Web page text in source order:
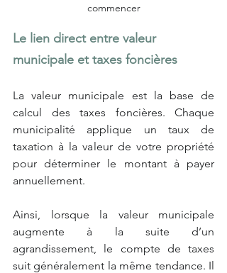
commencer
Le lien direct entre valeur
municipale et taxes foncières
La valeur municipale est la base de
calcul des taxes foncières. Chaque
municipalité applique un taux de
taxation à la valeur de votre propriété
pour déterminer le montant à payer
annuellement.
Ainsi, lorsque la valeur municipale
augmente à la suite d’un
agrandissement, le compte de taxes
suit généralement la même tendance. Il